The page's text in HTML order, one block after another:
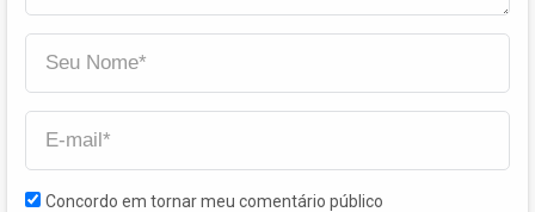
Concordo em tornar meu comentário público